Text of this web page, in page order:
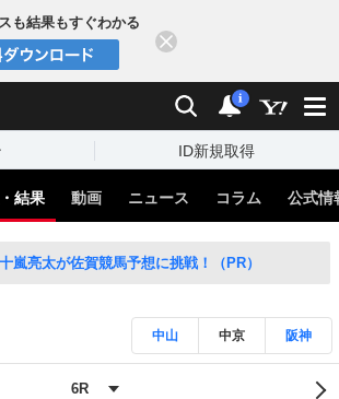
も結果もすぐわかる
検索 通知
i
ID新規取得
結果 動画 ニュース コラム 公式情
嵐亮太が佐賀競馬予想に挑戦！（PR）
中山 中京 阪神